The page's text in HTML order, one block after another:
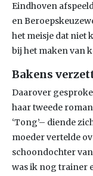
Eindhoven
en
het meisje dat niet
bij het maken van
Bakens
Daarover
haar tweede
‘Tong’– diende
moeder vertelde
schoondochter
was ik nog trainer